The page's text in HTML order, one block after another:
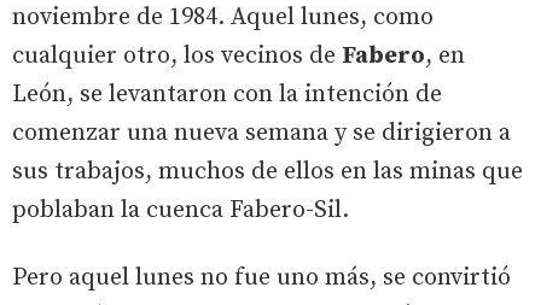
noviembre de 1984. Aquel lunes, como
cualquier otro, los vecinos de Fabero, en
León, se levantaron con la intención de
comenzar una nueva semana y se dirigieron a
sus trabajos, muchos de ellos en las minas que
poblaban la cuenca Fabero-Sil.
Pero aquel lunes no fue uno más, se convirtió